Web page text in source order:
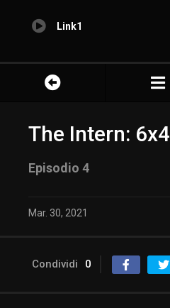
Link1
The Intern: 6x4
Episodio 4
Mar. 30, 2021
Condividi 0